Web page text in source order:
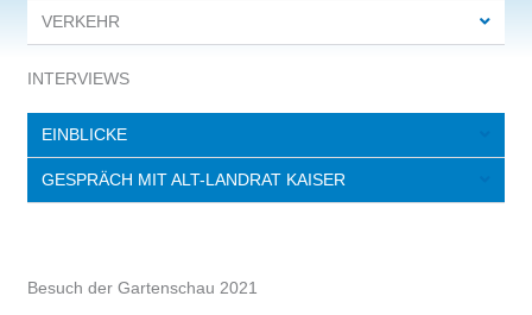
VERKEHR
INTERVIEWS
EINBLICKE
GESPRÄCH MIT ALT-LANDRAT KAISER
Besuch der Gartenschau 2021